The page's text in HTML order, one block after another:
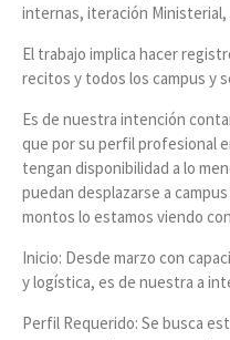
internas, iteración
El trabajo implica hacer
recitos y todos los campus y
Es de nuestra intención
que por su perfil profesional
tengan disponibilidad a lo
puedan desplazarse a
montos lo estamos viendo
Inicio: Desde marzo con
y logística, es de nuestra a
Perfil Requerido: Se busca